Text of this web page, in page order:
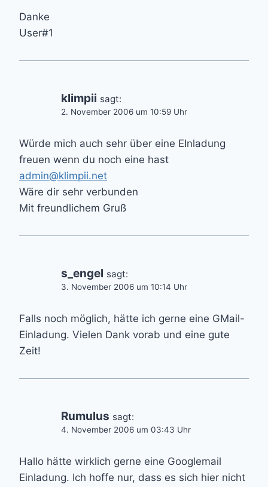
Danke
User#1
klimpii sagt:
2. November 2006 um 10:59 Uhr
Würde mich auch sehr über eine EInladung
freuen wenn du noch eine hast
admin@klimpii.net
Wäre dir sehr verbunden
Mit freundlichem Gruß
s_engel sagt:
3. November 2006 um 10:14 Uhr
Falls noch möglich, hätte ich gerne eine GMail-
Einladung. Vielen Dank vorab und eine gute
Zeit!
Rumulus sagt:
4. November 2006 um 03:43 Uhr
Hallo hätte wirklich gerne eine Googlemail
Einladung. Ich hoffe nur, dass es sich hier nicht